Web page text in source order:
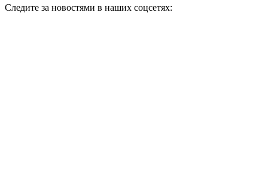
Следите за новостями в наших соцсетях: